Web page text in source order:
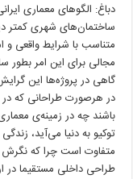
دباغ: الگوهای معماری
ساختمان‌های شهری کمتر
متناسب با شرایط واقعی
مجالی برای این امر بطور
گاهی در پروژه‌ها این
در هرصورت طراحانی که
باشند چه در زمینه‌ی
توکیو به دنیا می‌آید،
متفاوت است چرا که
طراحی داخلی مستقیما در